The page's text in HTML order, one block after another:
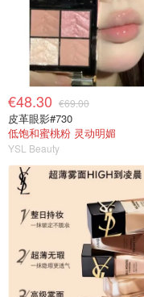
€48.30 €69.00
皮革眼影#730
低饱和蜜桃粉 灵动明媚
YSL Beauty